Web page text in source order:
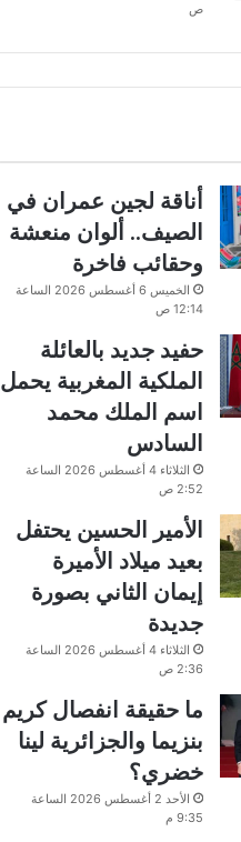
ص
أناقة لجين عمران في
الصيف.. ألوان منعشة
وحقائب فاخرة
الخميس 6 أغسطس 2026 الساعة
12:14 ص
حفيد جديد بالعائلة
الملكية المغربية يحمل
اسم الملك محمد
السادس
الثلاثاء 4 أغسطس 2026 الساعة
2:52 ص
الأمير الحسين يحتفل
بعيد ميلاد الأميرة
إيمان الثاني بصورة
جديدة
الثلاثاء 4 أغسطس 2026 الساعة
2:36 ص
ما حقيقة انفصال كريم
بنزيما والجزائرية لينا
خضري؟
الأحد 2 أغسطس 2026 الساعة
9:35 م